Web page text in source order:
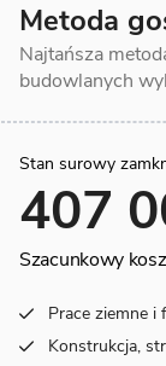
Metoda
Najtańsza
budowlanych
Stan surowy
407
Szacunkowy
Prace ziemne i
Konstrukcja,